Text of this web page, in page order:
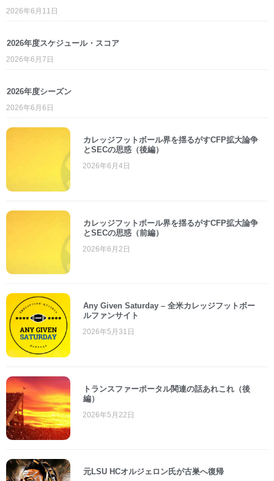
2026年6月11日
2026年度スケジュール・スコア
2026年6月7日
2026年度シーズン
2026年6月6日
カレッジフットボール界を揺るがすCFP拡大論争
とSECの思惑（後編）
2026年6月4日
カレッジフットボール界を揺るがすCFP拡大論争
とSECの思惑（前編）
2026年6月2日
Any Given Saturday – 全米カレッジフットボー
ルファンサイト
2026年5月31日
トランスファーポータル関連の話あれこれ（後
編）
2026年5月22日
元LSU HCオルジェロン氏が古巣へ復帰